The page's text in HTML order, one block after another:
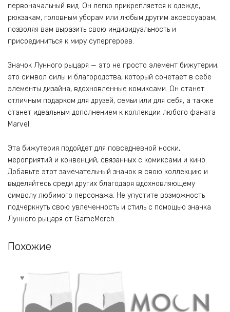
первоначальный вид. Он легко прикрепляется к одежде,
рюкзакам, головным уборам или любым другим аксессуарам,
позволяя вам выразить свою индивидуальность и
присоединиться к миру супергероев.
Значок Лунного рыцаря — это не просто элемент бижутерии,
это символ силы и благородства, который сочетает в себе
элементы дизайна, вдохновленные комиксами. Он станет
отличным подарком для друзей, семьи или для себя, а также
станет идеальным дополнением к коллекции любого фаната
Marvel.
Эта бижутерия подойдет для повседневной носки,
мероприятий и конвенций, связанных с комиксами и кино.
Добавьте этот замечательный значок в свою коллекцию и
выделяйтесь среди других благодаря вдохновляющему
символу любимого персонажа. Не упустите возможность
подчеркнуть свою увлеченность и стиль с помощью значка
Лунного рыцаря от GameMerch.
Похожие